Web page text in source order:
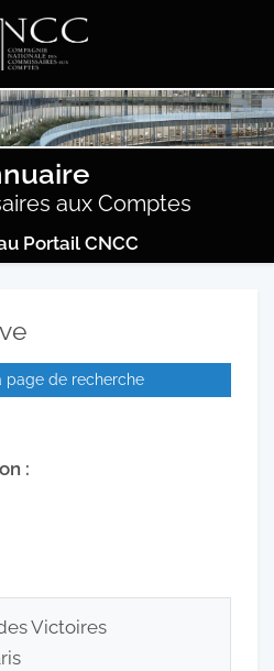
aux Comptes
Portail CNCC
page de recherche
:
Victoires